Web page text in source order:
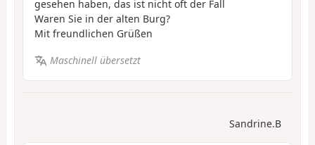
gesehen haben, das ist nicht oft der Fall
Waren Sie in der alten Burg?
Mit freundlichen Grüßen
Maschinell übersetzt
Sandrine.B